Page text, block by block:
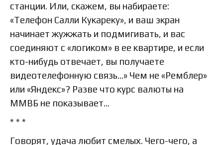
станции. Или, скажем, вы набираете:
«Телефон Салли Кукареку», и ваш экран
начинает жужжать и подмигивать, и вас
соединяют с «логиком» в ее квартире, и если
кто-нибудь отвечает, вы получаете
видеотелефонную связь…» Чем не «Ремблер»
или «Яндекс»? Разве что курс валюты на
ММВБ не показывает…
* * *
Говорят, удача любит смелых. Чего-чего, а